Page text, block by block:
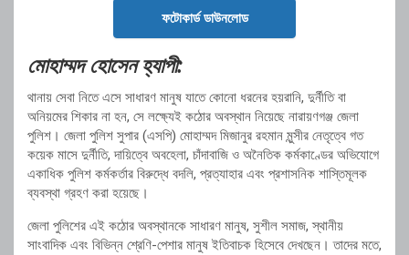
ফটোকার্ড ডাউনলোড
মোহাম্মদ হোসেন হ্যাপী:
থানায় সেবা নিতে এসে সাধারণ মানুষ যাতে কোনো ধরনের হয়রানি, দুর্নীতি বা
অনিয়মের শিকার না হন, সে লক্ষ্যেই কঠোর অবস্থান নিয়েছে নারায়ণগঞ্জ জেলা
পুলিশ। জেলা পুলিশ সুপার (এসপি) মোহাম্মদ মিজানুর রহমান মুন্সীর নেতৃত্বে গত
কয়েক মাসে দুর্নীতি, দায়িত্বে অবহেলা, চাঁদাবাজি ও অনৈতিক কর্মকাণ্ডের অভিযোগে
একাধিক পুলিশ কর্মকর্তার বিরুদ্ধে বদলি, প্রত্যাহার এবং প্রশাসনিক শাস্তিমূলক
ব্যবস্থা গ্রহণ করা হয়েছে।
জেলা পুলিশের এই কঠোর অবস্থানকে সাধারণ মানুষ, সুশীল সমাজ, স্থানীয়
সাংবাদিক এবং বিভিন্ন শ্রেণি-পেশার মানুষ ইতিবাচক হিসেবে দেখছেন। তাদের মতে,